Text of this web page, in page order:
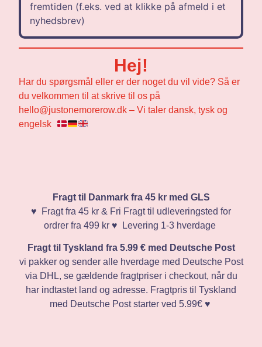
fremtiden (f.eks. ved at klikke på afmeld i et
nyhedsbrev)
Hej!
Har du spørgsmål eller er der noget du vil vide? Så er
du velkommen til at skrive til os på
hello@justonemorerow.dk – Vi taler dansk, tysk og
engelsk
Fragt til Danmark fra 45 kr med GLS
♥️ Fragt fra 45 kr & Fri Fragt til udleveringsted for
ordrer fra 499 kr ♥️ Levering 1-3 hverdage
Fragt til Tyskland fra 5.99 € med Deutsche Post
vi pakker og sender alle hverdage med Deutsche Post
via DHL, se gældende fragtpriser i checkout, når du
har indtastet land og adresse. Fragtpris til Tyskland
med Deutsche Post starter ved 5.99€ ♥️